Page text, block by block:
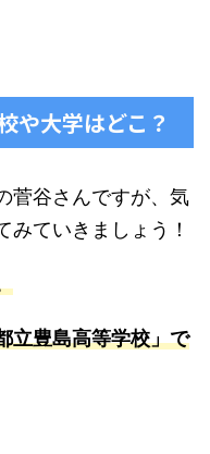
や大学はどこ？
菅谷さんですが、気
みていきましょう！
立豊島高等学校」で